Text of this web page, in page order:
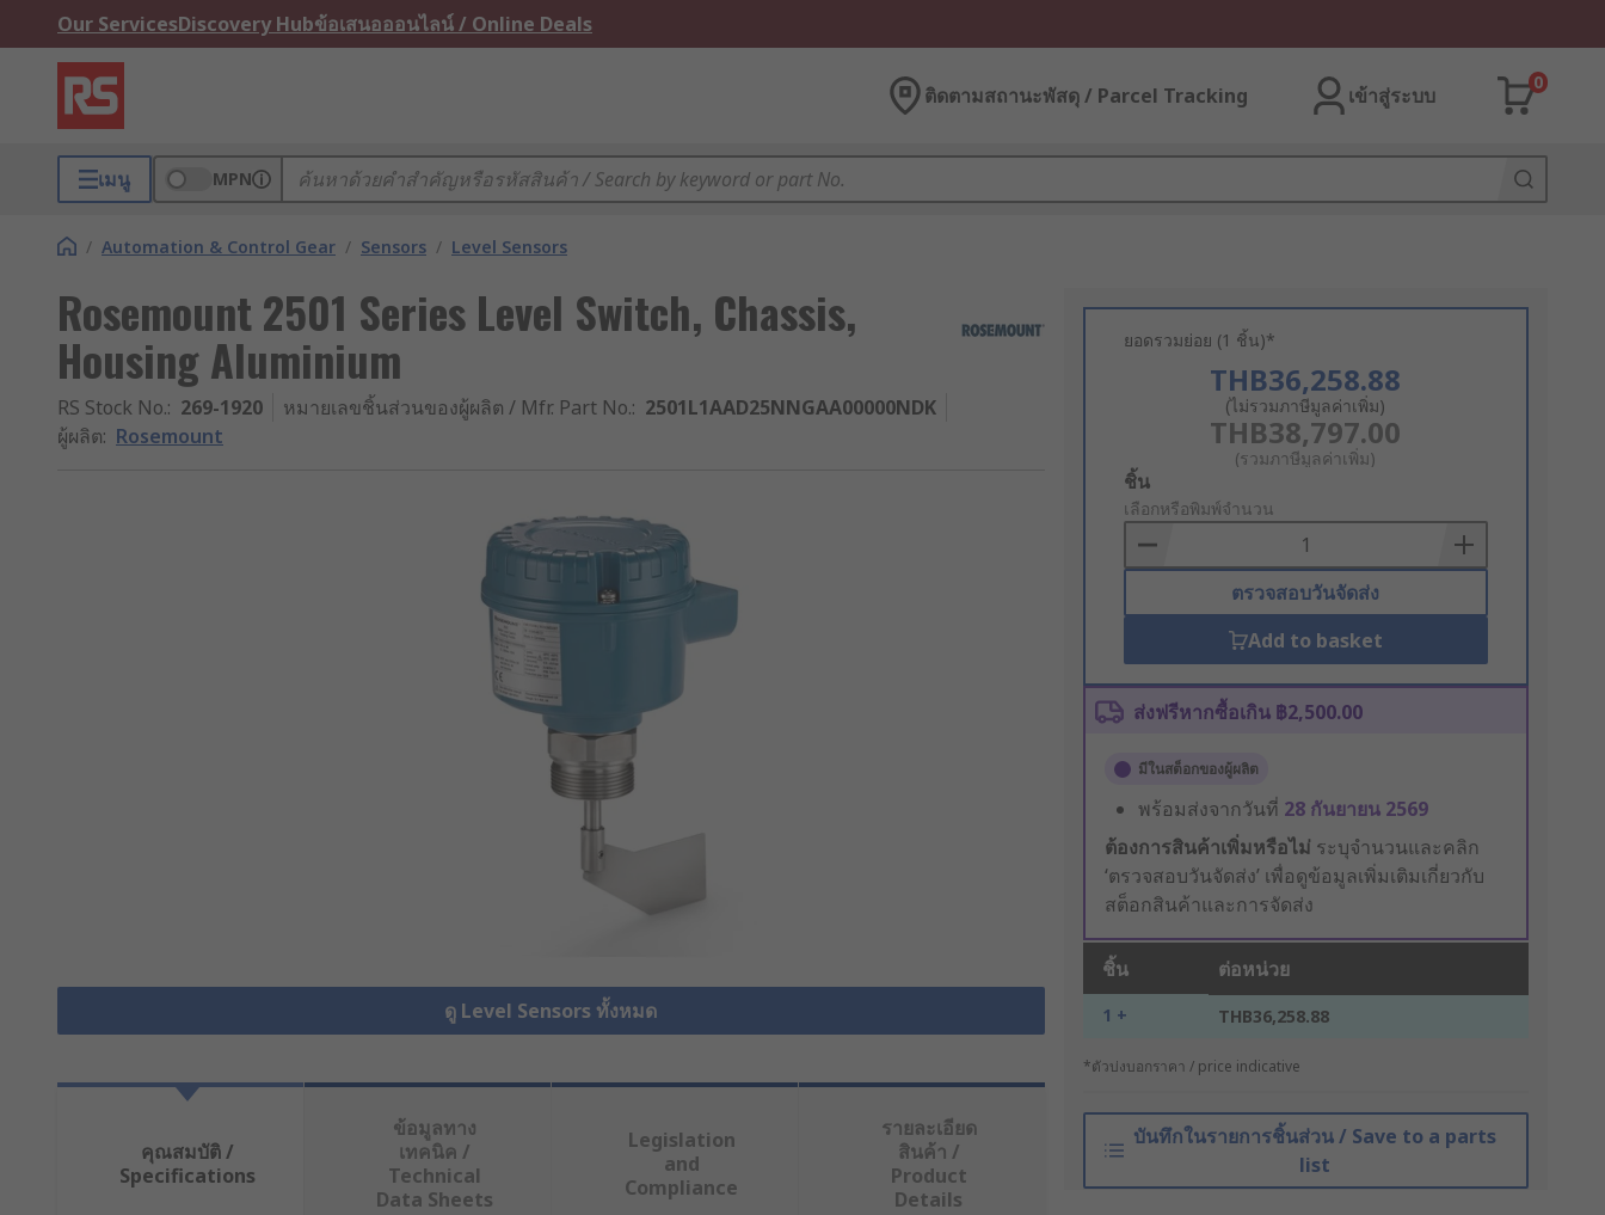
Our ServicesDiscovery Hubข้อเสนอออนไลน์ / Online Deals
ติดตามสถานะพัสดุ / Parcel Tracking เข้าสู่ระบบ
0
เมนู MPN
/ Automation & Control Gear / Sensors / Level Sensors
Rosemount 2501 Series Level Switch, Chassis,
Housing Aluminium
RS Stock No.: 269-1920 หมายเลขชิ้นส่วนของผู้ผลิต / Mfr. Part No.: 2501L1AAD25NNGAA00000NDK
ผู้ผลิต: Rosemount
ดู Level Sensors ทั้งหมด
ยอดรวมย่อย (1 ชิ้น)*
THB36,258.88
(ไม่รวมภาษีมูลค่าเพิ่ม)
THB38,797.00
(รวมภาษีมูลค่าเพิ่ม)
Add
to
Basket
ชิ้น
เลือกหรือพิมพ์จำนวน
ตรวจสอบวันจัดส่ง
Add to basket
ส่งฟรีหากซื้อเกิน ฿2,500.00
มีในสต็อกของผู้ผลิต
พร้อมส่งจากวันที่ 28 กันยายน 2569
ต้องการสินค้าเพิ่มหรือไม่ ระบุจำนวนและคลิก
‘ตรวจสอบวันจัดส่ง’ เพื่อดูข้อมูลเพิ่มเติมเกี่ยวกับ
สต็อกสินค้าและการจัดส่ง
ชิ้น ต่อหน่วย
1 + THB36,258.88
*ตัวบ่งบอกราคา / price indicative
บันทึกในรายการชิ้นส่วน / Save to a parts
list
คุณสมบัติ /
Specifications
ข้อมูลทาง
เทคนิค /
Technical
Data Sheets
Legislation
and
Compliance
รายละเอียด
สินค้า /
Product
Details